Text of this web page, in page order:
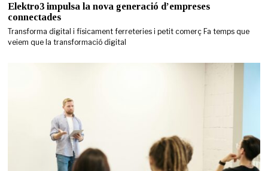
Elektro3 impulsa la nova generació d’empreses
connectades
Transforma digital i físicament ferreteries i petit comerç Fa temps que
veiem que la transformació digital